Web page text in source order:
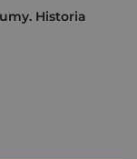
Historia